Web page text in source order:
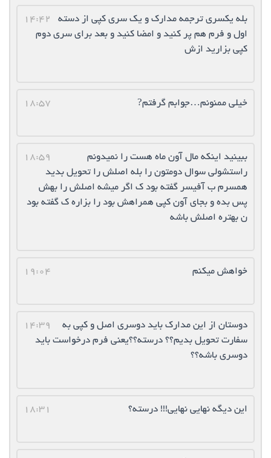
14:42
بله یکسری ترجمه مدارک و یک سری کپی از دسته
اول و فرم هم پر کنید و امضا کنید و بعد برای سری دوم
کپی بزارید ازش
18:57 خیلی ممنونم…جوابم گرفتم?
18:59
ببینید اینکه مال آون ماه هست را نمیدونم
راستشولی سوال دومتون را بله اصلش را تحویل بدید
همسرم ب آفیسر گفته بود ک اگر میشه اصلش را بهش
پس بده و بجای آون کپی همراهش بود را بزاره ک گفته بود
ن بهتره اصلش باشه
19:04 خواهش میکنم
14:39
دوستان از این مدارک باید دوسری اصل و کپی به
سفارت تحویل بدیم؟؟ درسته؟؟یعنی فرم درخواست باید
دوسری باشه؟؟
18:31 این دیگه نهایی نهایی!!! درسته؟